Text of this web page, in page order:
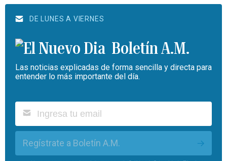
DE LUNES A VIERNES
Boletín A.M.
Las noticias explicadas de forma sencilla y directa para
entender lo más importante del día.
Regístrate a Boletín A.M.